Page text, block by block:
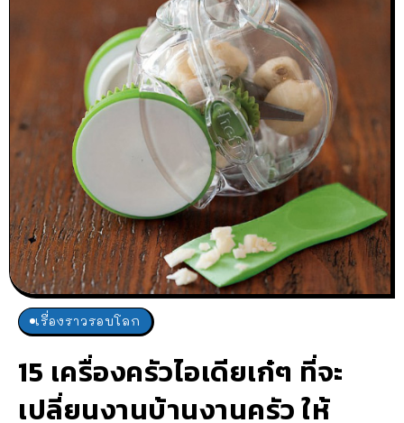
เรื่องราวรอบโลก
15 เครื่องครัวไอเดียเก๋ๆ ที่จะ
เปลี่ยนงานบ้านงานครัว ให้